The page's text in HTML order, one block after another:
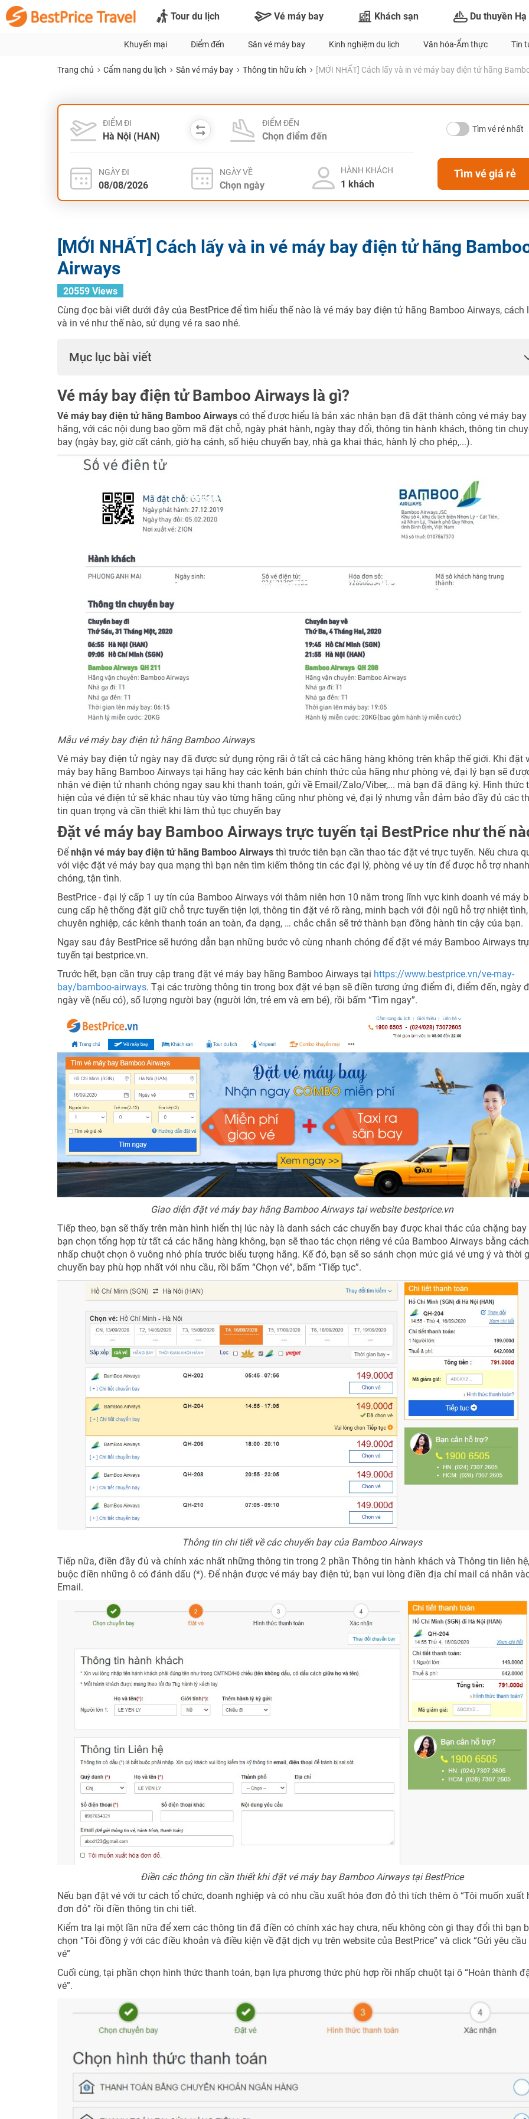
Tour du lịch Vé máy bay Khách sạn Du thuyền
Khuyến mại Điểm đến Săn vé máy bay Kinh nghiệm du lịch Văn hóa-Ẩm thực Tin
Trang chủ Cẩm nang du lịch Săn vé máy bay Thông tin hữu ích [MỚI NHẤT] Cách lấy và in vé máy bay điện tử hãng
ĐIỂM ĐI ĐIỂM ĐẾN
NGÀY ĐI NGÀY VỀ HÀNH KHÁCH
Tìm vé rẻ nhất
Tìm vé giá rẻ
[MỚI NHẤT] Cách lấy và in vé máy bay điện tử hãng
Airways
20559 Views
Cùng đọc bài viết dưới đây của BestPrice để tìm hiểu thế nào là vé máy bay điện tử hãng Bamboo Airways, cách
và in vé như thế nào, sử dụng vé ra sao nhé.
Mục lục bài viết
Vé máy bay điện tử Bamboo Airways là gì?
Vé máy bay điện tử hãng Bamboo Airways có thể được hiểu là bản xác nhận bạn đã đặt thành công vé máy bay
hãng, với các nội dung bao gồm mã đặt chỗ, ngày phát hành, ngày thay đổi, thông tin hành khách, thông tin
bay (ngày bay, giờ cất cánh, giờ hạ cánh, số hiệu chuyến bay, nhà ga khai thác, hành lý cho phép,...).
Mẫu vé máy bay điện tử hãng Bamboo Airways
Vé máy bay điện tử ngày nay đã được sử dụng rộng rãi ở tất cả các hãng hàng không trên khắp thế giới. Khi đặt
máy bay hãng Bamboo Airways tại hãng hay các kênh bán chính thức của hãng như phòng vé, đại lý bạn sẽ
nhận vé điện tử nhanh chóng ngay sau khi thanh toán, gửi về Email/Zalo/Viber,... mà bạn đã đăng ký. Hình thức
hiện của vé điện tử sẽ khác nhau tùy vào từng hãng cũng như phòng vé, đại lý nhưng vẫn đảm bảo đầy đủ các
tin quan trọng và cần thiết khi làm thủ tục chuyến bay
Đặt vé máy bay Bamboo Airways trực tuyến tại BestPrice như thế
Để nhận vé máy bay điện tử hãng Bamboo Airways thì trước tiên bạn cần thao tác đặt vé trực tuyến. Nếu chưa
với việc đặt vé máy bay qua mạng thì bạn nên tìm kiếm thông tin các đại lý, phòng vé uy tín để được hỗ trợ nhanh
chóng, tận tình.
BestPrice - đại lý cấp 1 uy tín của Bamboo Airways với thâm niên hơn 10 năm trong lĩnh vực kinh doanh vé máy
cung cấp hệ thống đặt giữ chỗ trực tuyến tiện lợi, thông tin đặt vé rõ ràng, minh bạch với đội ngũ hỗ trợ nhiệt tình,
chuyên nghiệp, các kênh thanh toán an toàn, đa dạng, … chắc chắn sẽ trở thành bạn đồng hành tin cậy của bạn.
Ngay sau đây BestPrice sẽ hướng dẫn bạn những bước vô cùng nhanh chóng để đặt vé máy Bamboo Airways
tuyến tại bestprice.vn.
Trước hết, bạn cần truy cập trang đặt vé máy bay hãng Bamboo Airways tại https://www.bestprice.vn/ve-may-
bay/bamboo-airways. Tại các trường thông tin trong box đặt vé bạn sẽ điền tương ứng điểm đi, điểm đến, ngày
ngày về (nếu có), số lượng người bay (người lớn, trẻ em và em bé), rồi bấm “Tìm ngay”.
Giao diện đặt vé máy bay hãng Bamboo Airways tại website bestprice.vn
Tiếp theo, bạn sẽ thấy trên màn hình hiển thị lúc này là danh sách các chuyến bay được khai thác của chặng bay
bạn chọn tổng hợp từ tất cả các hãng hàng không, bạn sẽ thao tác chọn riêng vé của Bamboo Airways bằng cách
nhấp chuột chọn ô vuông nhỏ phía trước biểu tượng hãng. Kế đó, bạn sẽ so sánh chọn mức giá vé ưng ý và thời
chuyến bay phù hợp nhất với nhu cầu, rồi bấm “Chọn vé”, bấm “Tiếp tục”.
Thông tin chi tiết về các chuyến bay của Bamboo Airways
Tiếp nữa, điền đầy đủ và chính xác nhất những thông tin trong 2 phần Thông tin hành khách và Thông tin liên
buộc điền những ô có đánh dấu (*). Để nhận được vé máy bay điện tử, bạn vui lòng điền địa chỉ mail cá nhân
Email.
Điền các thông tin cần thiết khi đặt vé máy bay Bamboo Airways tại BestPrice
Nếu bạn đặt vé với tư cách tổ chức, doanh nghiệp và có nhu cầu xuất hóa đơn đỏ thì tích thêm ô “Tôi muốn xuất
đơn đỏ” rồi điền thông tin chi tiết.
Kiểm tra lại một lần nữa để xem các thông tin đã điền có chính xác hay chưa, nếu không còn gì thay đổi thì bạn
chọn “Tôi đồng ý với các điều khoản và điều kiện về đặt dịch vụ trên website của BestPrice” và click “Gửi yêu
vé”
Cuối cùng, tại phần chọn hình thức thanh toán, bạn lựa phương thức phù hợp rồi nhấp chuột tại ô “Hoàn thành
vé”.